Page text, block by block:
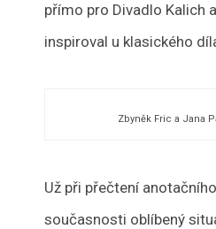
přímo pro Divadlo Kalich
inspiroval u klasického
Zbyněk Fric a Jana
Už při přečtení
současnosti oblíbený